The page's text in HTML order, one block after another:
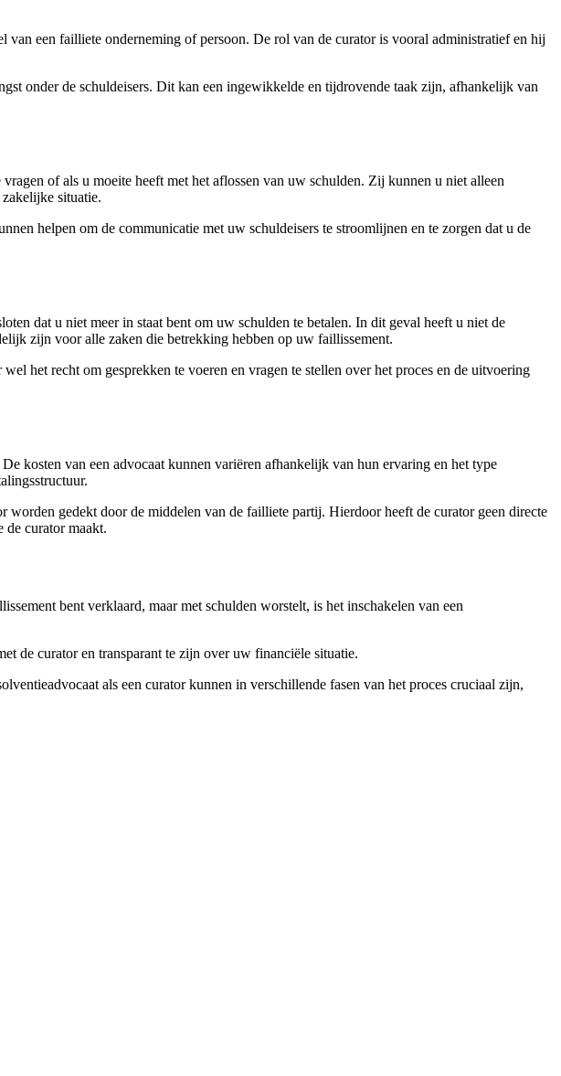
een failliete onderneming of persoon. De rol van de curator is vooral administratief en hij
onder de schuldeisers. Dit kan een ingewikkelde en tijdrovende taak zijn, afhankelijk van
of als u moeite heeft met het aflossen van uw schulden. Zij kunnen u niet alleen
situatie.
helpen om de communicatie met uw schuldeisers te stroomlijnen en te zorgen dat u de
dat u niet meer in staat bent om uw schulden te betalen. In dit geval heeft u niet de
zijn voor alle zaken die betrekking hebben op uw faillissement.
het recht om gesprekken te voeren en vragen te stellen over het proces en de uitvoering
kosten van een advocaat kunnen variëren afhankelijk van hun ervaring en het type
gedekt door de middelen van de failliete partij. Hierdoor heeft de curator geen directe
de curator maakt.
bent verklaard, maar met schulden worstelt, is het inschakelen van een
de curator en transparant te zijn over uw financiële situatie.
als een curator kunnen in verschillende fasen van het proces cruciaal zijn,